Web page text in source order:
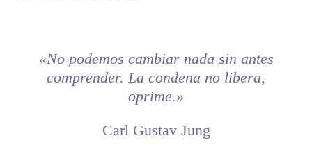
«No podemos cambiar nada sin antes
comprender. La condena no libera,
oprime.»
Carl Gustav Jung